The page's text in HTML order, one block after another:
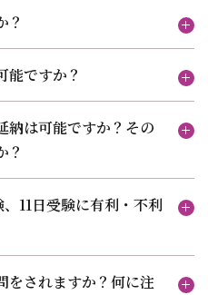
？
能ですか？
納は可能ですか？その
？
11日受験に有利・不利
をされますか？何に注